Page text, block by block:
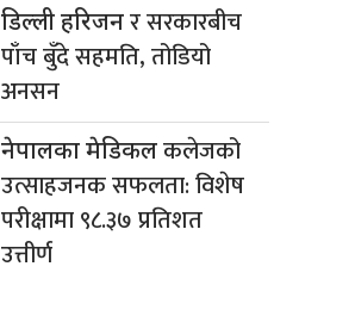
डिल्ली हरिजनर सरकारबीच
पाँच बुँदे सहमति, तोडियो
अनसन
नेपालका मेडिकलकलेजको
उत्साहजनक सफलता: विशेष
परीक्षामा ९८.३७ प्रतिशत
उत्तीर्ण